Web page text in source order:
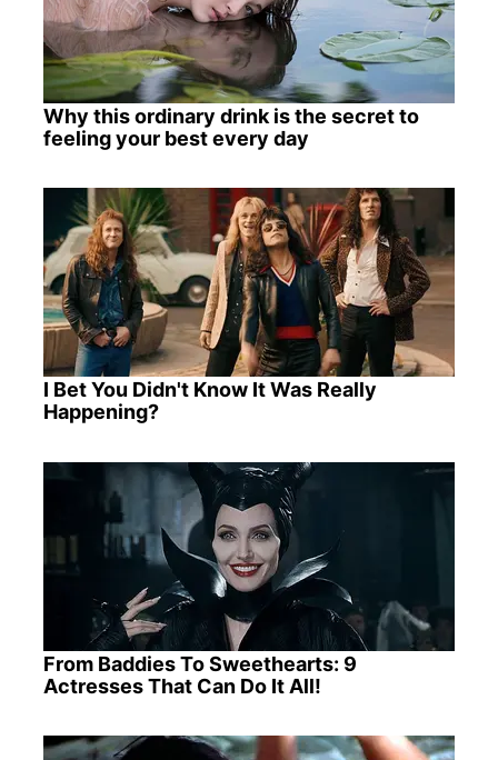
Why this ordinary drink is the secret to
feeling your best every day
I Bet You Didn't Know It Was Really
Happening?
From Baddies To Sweethearts: 9
Actresses That Can Do It All!